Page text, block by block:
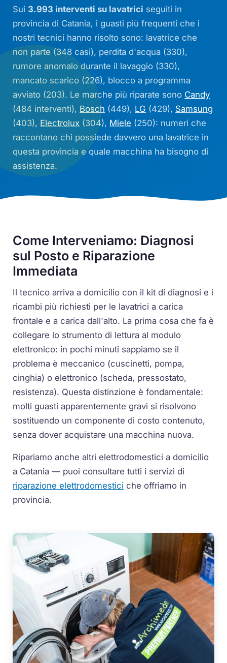
Sui 3.993 interventi su lavatrici seguiti in
provincia di Catania, i guasti più frequenti che i
nostri tecnici hanno risolto sono: lavatrice che
non parte (348 casi), perdita d'acqua (330),
rumore anomalo durante il lavaggio (330),
mancato scarico (226), blocco a programma
avviato (203). Le marche più riparate sono Candy
(484 interventi), Bosch (449), LG (429), Samsung
(403), Electrolux (304), Miele (250): numeri che
raccontano chi possiede davvero una lavatrice in
questa provincia e quale macchina ha bisogno di
assistenza.
Come Interveniamo: Diagnosi
sul Posto e Riparazione
Immediata
Il tecnico arriva a domicilio con il kit di diagnosi e i
ricambi più richiesti per le lavatrici a carica
frontale e a carica dall'alto. La prima cosa che fa è
collegare lo strumento di lettura al modulo
elettronico: in pochi minuti sappiamo se il
problema è meccanico (cuscinetti, pompa,
cinghia) o elettronico (scheda, pressostato,
resistenza). Questa distinzione è fondamentale:
molti guasti apparentemente gravi si risolvono
sostituendo un componente di costo contenuto,
senza dover acquistare una macchina nuova.
Ripariamo anche altri elettrodomestici a domicilio
a Catania — puoi consultare tutti i servizi di
riparazione elettrodomestici che offriamo in
provincia.